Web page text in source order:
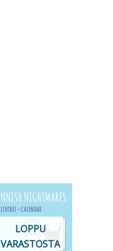
LOPPU
VARASTOSTA